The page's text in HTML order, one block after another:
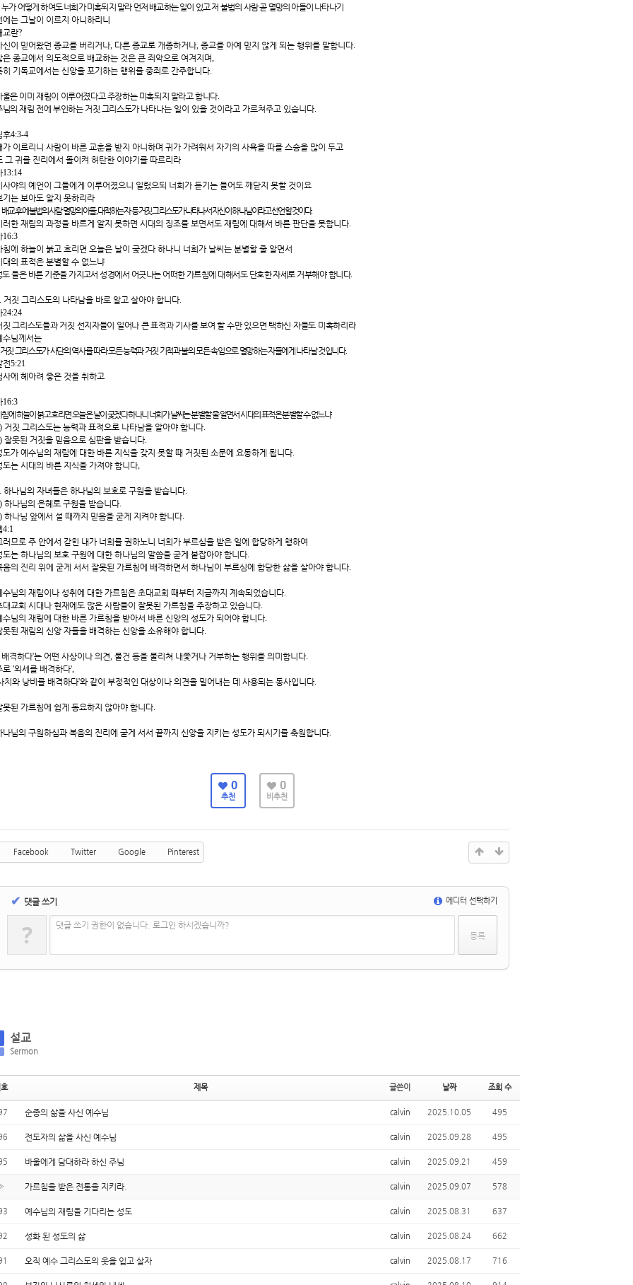
누가 어떻게 하여도 너희가 미혹되지 말라 먼저 배교하는 일이 있고 저 불법의 사람 곧 멸망의 아들이 나타나기
에는 그날이 이르지 아니하리니
교란?
신이 믿어왔던 종교를 버리거나, 다른 종교로 개종하거나, 종교를 아예 믿지 않게 되는 행위를 말합니다.
은 종교에서 의도적으로 배교하는 것은 큰 죄악으로 여겨지며,
히 기독교에서는 신앙을 포기하는 행위를 중죄로 간주합니다.
울은 이미 재림이 이루어졌다고 주장하는 미혹되지 말라고 합니다.
님의 재림 전에 부인하는 거짓 그리스도가 나타나는 일이 있을 것이라고 가르쳐주고 있습니다.
후4:3-4
가 이르리니 사람이 바른 교훈을 받지 아니하며 귀가 가려워서 자기의 사욕을 따를 스승을 많이 두고
그 귀를 진리에서 돌이켜 허탄한 이야기를 따르리라
13:14
사야의 예언이 그들에게 이루어졌으니 일렀으되 너희가 듣기는 들어도 깨닫지 못할 것이요
기는 보아도 알지 못하리라
배교 후에 불법의 사람 멸망의 아들,대적하는 자 등 거짓 그리스도가 나타나서 자신이 하나님이라고 선언할 것이다.
러한 재림의 과정을 바르게 알지 못하면 시대의 징조를 보면서도 재림에 대해서 바른 판단을 못합니다.
16:3
침에 하늘이 붉고 흐리면 오늘은 날이 궂겠다 하나니 너희가 날씨는 분별할 줄 알면서
대의 표적은 분별할 수 없느냐
도 들은 바른 기준을 가지고서 성경에서 어긋나는 어떠한 가르침에 대해서도 단호한 자세로 거부해야 합니다.
거짓 그리스도의 나타남을 바로 알고 살아야 합니다.
24:24
짓 그리스도들과 거짓 선지자들이 일어나 큰 표적과 기사를 보여 할 수만 있으면 택하신 자들도 미혹하리라
수님께서는
거짓 그리스도가 사단의 역사를 따라 모든 능력과 거짓 기적과 불의 모든 속임으로 멸망하는 자들에게 나타날 것입니다.
전5:21
사에 헤아려 좋은 것을 취하고
16:3
에 하늘이 붉고 흐리면 오늘은 날이 궂겠다 하나니 너희가 날씨는 분별할 줄 알면서 시대의 표적은 분별할 수 없느냐
거짓 그리스도는 능력과 표적으로 나타남을 알아야 합니다.
잘못된 거짓을 믿음으로 심판을 받습니다.
도가 예수님의 재림에 대한 바른 지식을 갖지 못할 때 거짓된 소문에 요동하게 됩니다.
도는 시대의 바른 지식을 가져야 합니다,
하나님의 자녀들은 하나님의 보호로 구원을 받습니다.
하나님의 은혜로 구원을 받습니다.
하나님 앞에서 설 때까지 믿음을 굳게 지켜야 합니다.
4:1
러므로 주 안에서 갇힌 내가 너희를 권하노니 너희가 부르심을 받은 일에 합당하게 행하여
도는 하나님의 보호 구원에 대한 하나님의 말씀을 굳게 붙잡아야 합니다.
음의 진리 위에 굳게 서서 잘못된 가르침에 배격하면서 하나님이 부르심에 합당한 삶을 살아야 합니다.
수님의 재림이나 성취에 대한 가르침은 초대교회 때부터 지금까지 계속되었습니다.
대교회 시대나 현재에도 많은 사람들이 잘못된 가르침을 주장하고 있습니다.
수님의 재림에 대한 바른 가르침을 받아서 바른 신앙의 성도가 되어야 합니다.
못된 재림의 신앙 자들을 배격하는 신앙을 소유해야 합니다.
배격하다'는 어떤 사상이나 의견, 물건 등을 물리쳐 내쫓거나 거부하는 행위를 의미합니다.
로 '외세를 배격하다',
치와 낭비를 배격하다'와 같이 부정적인 대상이나 의견을 밀어내는 데 사용되는 동사입니다.
못된 가르침에 쉽게 동요하지 않아야 합니다.
나님의 구원하심과 복음의 진리에 굳게 서서 끝까지 신앙을 지키는 성도가 되시기를 축원합니다.
0
추천
0
비추천
Facebook Twitter Google Pinterest
✔ 댓글 쓰기 에디터 선택하기
? 댓글 쓰기 권한이 없습니다. 로그인 하시겠습니까?
설교
Sermon
제목 글쓴이 날짜 조회 수
순종의 삶을 사신 예수님 calvin 2025.10.05 495
전도자의 삶을 사신 예수님 calvin 2025.09.28 495
바울에게 담대하라 하신 주님 calvin 2025.09.21 459
가르침을 받은 전통을 지키라. calvin 2025.09.07 578
예수님의 재림을 기다리는 성도 calvin 2025.08.31 637
성화 된 성도의 삶 calvin 2025.08.24 662
오직 예수 그리스도의 옷을 입고 살자 calvin 2025.08.17 716